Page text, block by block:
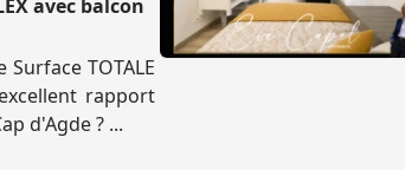
avec balcon
TOTALE
rapport
d'Agde ? ...